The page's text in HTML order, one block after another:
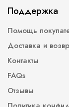
Поддержка
Помощь
Доставка и
Контакты
FAQs
Отзывы